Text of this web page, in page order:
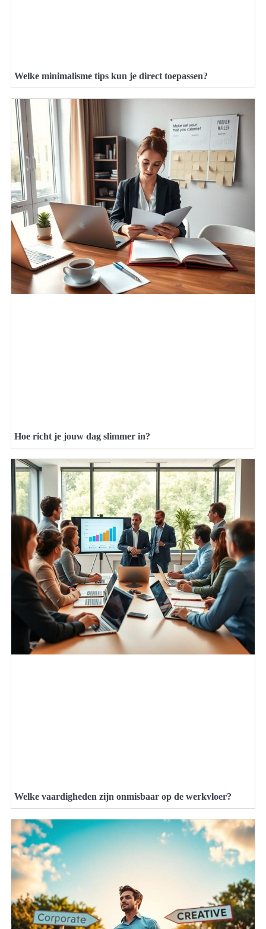
Welke minimalisme tips kun je direct toepassen?
Hoe richt je jouw dag slimmer in?
Welke vaardigheden zijn onmisbaar op de werkvloer?